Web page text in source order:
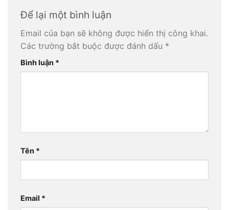
Để lại một bình luận
Email của bạn sẽ không được hiển thị công khai.
Các trường bắt buộc được đánh dấu *
Bình luận *
Tên *
Email *